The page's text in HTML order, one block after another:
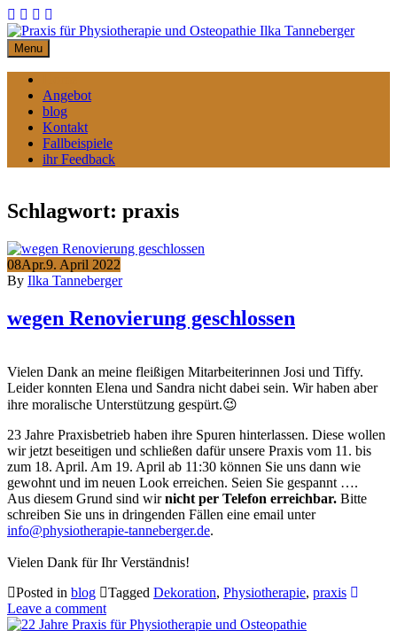
Skip
to
content
Menu
Angebot
blog
Kontakt
Fallbeispiele
ihr Feedback
Schlagwort: praxis
08Apr.9. April 2022
By Ilka Tanneberger
wegen Renovierung geschlossen
Vielen Dank an meine fleißigen Mitarbeiterinnen Josi und Tiffy.
Leider konnten Elena und Sandra nicht dabei sein. Wir haben aber
ihre moralische Unterstützung gespürt.😉
23 Jahre Praxisbetrieb haben ihre Spuren hinterlassen. Diese wollen
wir jetzt beseitigen und schließen dafür unsere Praxis vom 11. bis
zum 18. April. Am 19. April ab 11:30 können Sie uns dann wie
gewohnt und im neuen Look erreichen. Seien Sie gespannt ….
Aus diesem Grund sind wirnicht per Telefon erreichbar. Bitte
schreiben Sie uns in dringenden Fällen eine email unter
info@physiotherapie-tanneberger.de.
Vielen Dank für Ihr Verständnis!
Posted in blog Tagged Dekoration, Physiotherapie, praxis
Leave a comment